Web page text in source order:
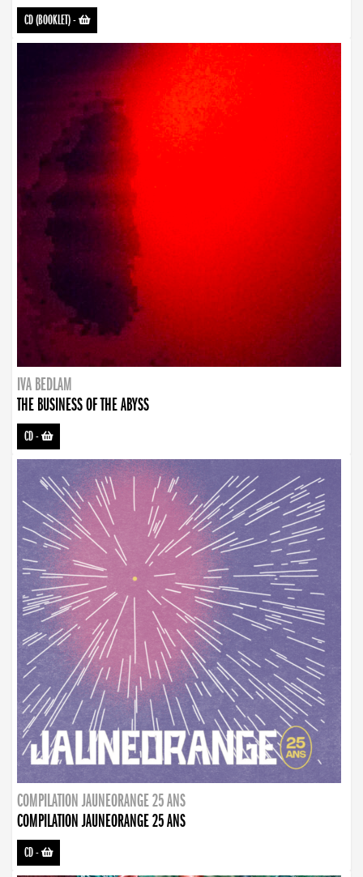
CD (BOOKLET)-
IVA BEDLAM
THE BUSINESS OF THE ABYSS
CD-
COMPILATION JAUNEORANGE 25 ANS
COMPILATION JAUNEORANGE 25 ANS
CD-